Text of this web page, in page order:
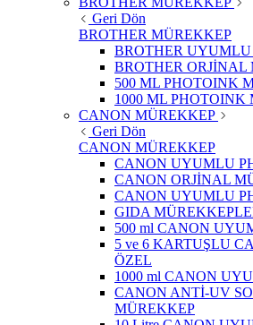
Geri Dön
BROTHER MÜREKKEP
BROTHER
BROTHER ORJİNAL
500 ML PHOTOINK
1000 ML PHOTOINK
CANON MÜREKKEP
Geri Dön
CANON MÜREKKEP
CANON UYUMLU
CANON ORJİNAL
CANON UYUMLU
GIDA
500 ml CANON
5 ve 6 KARTUŞLU
ÖZEL
1000 ml CANON
CANON ANTİ-UV
MÜREKKEP